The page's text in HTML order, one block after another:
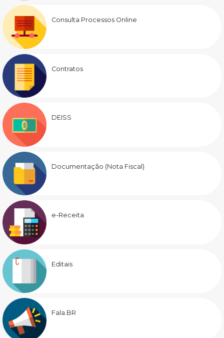
Consulta Processos Online
Contratos
DEISS
Documentação (Nota Fiscal)
e-Receita
Editais
Fala.BR